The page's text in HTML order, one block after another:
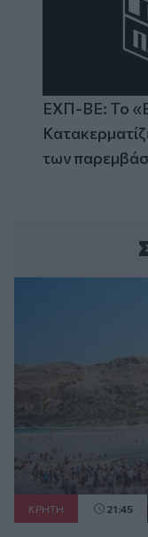
ΕΧΠ-ΒΕ: Το
των
ΚΡΗΤΗ 21:45